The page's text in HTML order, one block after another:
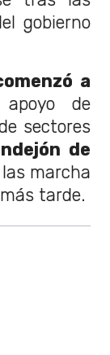
gobierno
a
de
sectores
de
marcha
tarde.